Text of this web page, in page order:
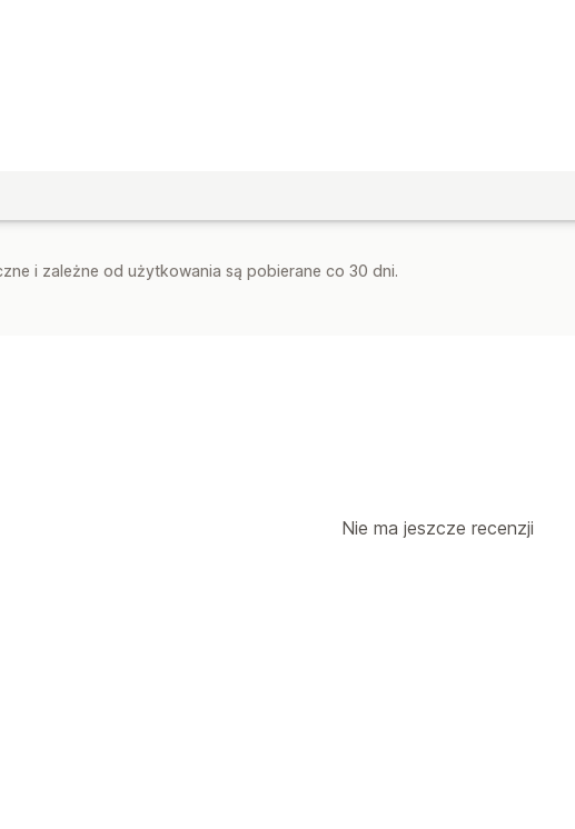
i zależne od użytkowania są pobierane co 30 dni.
Nie ma jeszcze recenzji